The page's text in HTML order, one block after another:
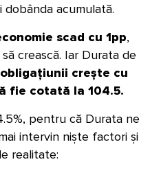
acumulată.
scad cu 1pp,
crească. Iar Durata de
crește cu
fie cotată la 104.5.
pentru că Durata ne
intervin niște factori și
realitate: